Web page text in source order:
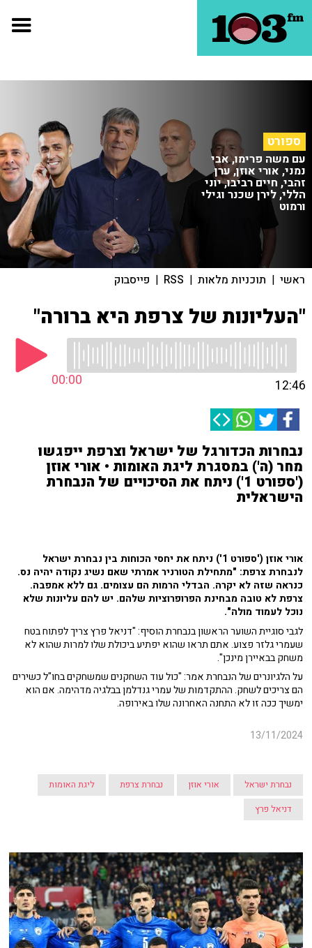
ספורט
עם משה פרימו, אבי
נמני, אורי אוזן, ערן
זהבי, חיים רביבו, יוני
הללי, לירן שכנר וגילי
ורמוט
ראשי | תוכניות מלאות |
RSS
| פייסבוק
"העליונות של צרפת היא ברורה"
00:00 12:46
נבחרות הכדורגל של ישראל וצרפת ייפגשו
מחר (ה') במסגרת ליגת האומות • אורי אוזן
('ספורט 1') ניתח את הסיכויים של הנבחרת
הישראלית
אורי אוזן ('ספורט 1') ניתח את יחסי הכוחות בין נבחרת ישראל
לנבחרת צרפת: "מתחילת הטורניר אמרתי שאם נשיג נקודה יהיה נס.
כנראה שזה לא יקרה. הבדלי הרמות הם עצומים. גם ללא אמפבה.
צרפת לא טובה מבחינת הפרופרוציות שלהם. יש להם עליונות שלא
נוכל לעמוד מולה".
לגבי סוגיית השוער הראשון בנבחרת הוסיף: "דניאל פרץ צריך לפתוח בטח
שעמרי גלזר פצוע. אתם תראו שהוא יפתיע ביכולת שלו למרות שהוא לא
משחק בבאיירן מינכן".
על הלגיונרים של הנבחרת אמר: "כול עוד השחקנים שמשחקים בחו"ל כשירים
הם צריכים לשחק. ההתקדמות של עמרי גנדלמן בבלגיה מדהימה. אם הוא
ימשיך ככה זו לא התחנה האחרונה שלו באירופה.
13/11/2024
נבחרת ישראל אורי אוזן נבחרת צרפת
ליגת האומות
דניאל פרץ